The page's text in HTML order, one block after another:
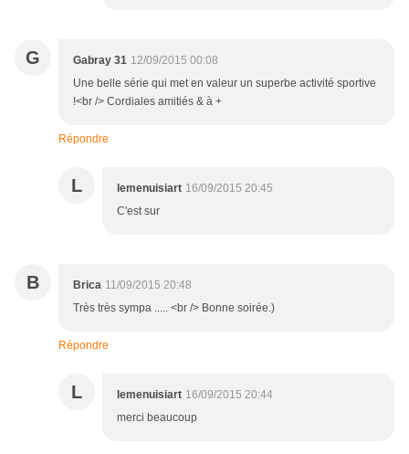
G Gabray 31 12/09/2015 00:08
Une belle série qui met en valeur un superbe activité sportive
!<br /> Cordiales amitiés & à +
Répondre
L lemenuisiart 16/09/2015 20:45
C'est sur
B Brica 11/09/2015 20:48
Très très sympa ..... <br /> Bonne soirée.)
Répondre
L lemenuisiart 16/09/2015 20:44
merci beaucoup